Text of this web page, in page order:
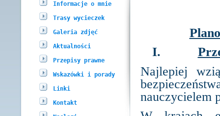
Informacje o mnie
Trasy wycieczek
Galeria zdjęć
Aktualności
Przepisy prawne
Wskazówki i porady
Linki
Kontakt
I.
Najlepiej
nauczycielem